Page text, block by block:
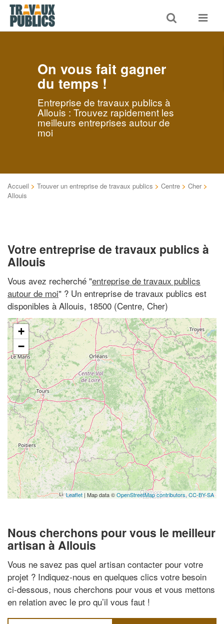
Toggle
search
Toggle
On vous fait gagner
du temps !
Entreprise de travaux publics à
Allouis : Trouvez rapidement les
meilleurs entreprises autour de
moi
Accueil > Trouver un entreprise de travaux publics > Centre > Cher >
Allouis
Votre entreprise de travaux publics à
Allouis
Vous avez recherché "entreprise de travaux publics
autour de moi" ? Un entreprise de travaux publics est
disponibles à Allouis, 18500 (Centre, Cher)
+
−
Leaflet | Map data ©OpenStreetMap contributors,CC-BY-SA
Nous cherchons pour vous le meilleur
artisan à Allouis
Vous ne savez pas quel artisan contacter pour votre
projet ? Indiquez-nous en quelques clics votre besoin
ci-dessous, nous cherchons pour vous et vous mettons
en relation avec le pro qu’il vous faut !